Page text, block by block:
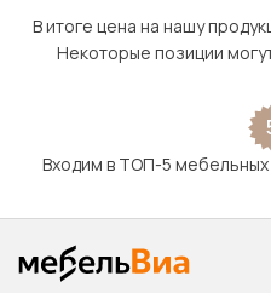
В итоге цена на нашу
Некоторые позиции
Входим в ТОП-5